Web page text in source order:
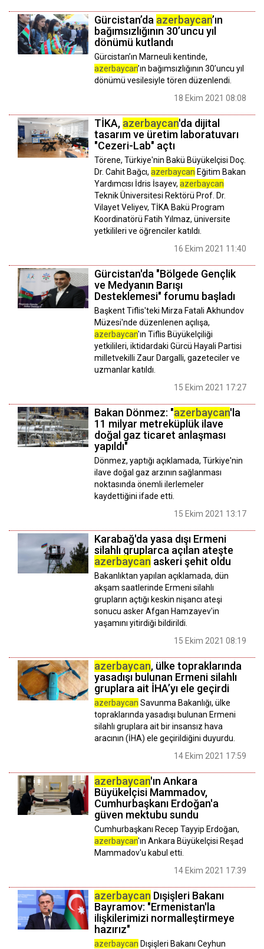
Gürcistan’da azerbaycan’ın
bağımsızlığının 30’uncu yıl
dönümü kutlandı
Gürcistan’ın Marneuli kentinde,
azerbaycan’ın bağımsızlığının 30’uncu yıl
dönümü vesilesiyle tören düzenlendi.
18 Ekim 2021 08:08
TİKA, azerbaycan'da dijital
tasarım ve üretim laboratuvarı
"Cezeri-Lab" açtı
Törene, Türkiye'nin Bakü Büyükelçisi Doç.
Dr. Cahit Bağcı, azerbaycan Eğitim Bakan
Yardımcısı İdris İsayev, azerbaycan
Teknik Üniversitesi Rektörü Prof. Dr.
Vilayet Veliyev, TİKA Bakü Program
Koordinatörü Fatih Yılmaz, üniversite
yetkilileri ve öğrenciler katıldı.
16 Ekim 2021 11:40
Gürcistan'da "Bölgede Gençlik
ve Medyanın Barışı
Desteklemesi" forumu başladı
Başkent Tiflis'teki Mirza Fatali Akhundov
Müzesi'nde düzenlenen açılışa,
azerbaycan'ın Tiflis Büyükelçiliği
yetkilileri, iktidardaki Gürcü Hayali Partisi
milletvekilli Zaur Dargalli, gazeteciler ve
uzmanlar katıldı.
15 Ekim 2021 17:27
Bakan Dönmez: "azerbaycan'la
11 milyar metreküplük ilave
doğal gaz ticaret anlaşması
yapıldı"
Dönmez, yaptığı açıklamada, Türkiye'nin
ilave doğal gaz arzının sağlanması
noktasında önemli ilerlemeler
kaydettiğini ifade etti.
15 Ekim 2021 13:17
Karabağ'da yasa dışı Ermeni
silahlı gruplarca açılan ateşte
azerbaycan askeri şehit oldu
Bakanlıktan yapılan açıklamada, dün
akşam saatlerinde Ermeni silahlı
grupların açtığı keskin nişancı ateşi
sonucu asker Afgan Hamzayev'in
yaşamını yitirdiği bildirildi.
15 Ekim 2021 08:19
azerbaycan, ülke topraklarında
yasadışı bulunan Ermeni silahlı
gruplara ait İHA’yı ele geçirdi
azerbaycan Savunma Bakanlığı, ülke
topraklarında yasadışı bulunan Ermeni
silahlı gruplara ait bir insansız hava
aracının (İHA) ele geçirildiğini duyurdu.
14 Ekim 2021 17:59
azerbaycan'ın Ankara
Büyükelçisi Mammadov,
Cumhurbaşkanı Erdoğan'a
güven mektubu sundu
Cumhurbaşkanı Recep Tayyip Erdoğan,
azerbaycan'ın Ankara Büyükelçisi Reşad
Mammadov'u kabul etti.
14 Ekim 2021 17:39
azerbaycan Dışişleri Bakanı
Bayramov: "Ermenistan'la
ilişkilerimizi normalleştirmeye
hazırız"
azerbaycan Dışişleri Bakanı Ceyhun